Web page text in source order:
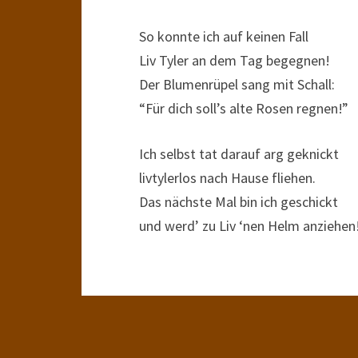
So konnte ich auf keinen Fall
Liv Tyler an dem Tag begegnen!
Der Blumenrüpel sang mit Schall:
“Für dich soll’s alte Rosen regnen!”
Ich selbst tat darauf arg geknickt
livtylerlos nach Hause fliehen.
Das nächste Mal bin ich geschickt
und werd’ zu Liv ‘nen Helm